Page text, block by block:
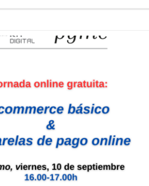
de
el
de
e
artificial